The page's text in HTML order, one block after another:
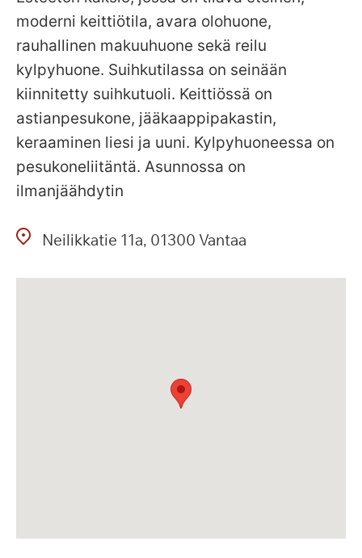
moderni keittiötila, avara olohuone,
rauhallinen makuuhuone sekä reilu
kylpyhuone. Suihkutilassa on seinään
kiinnitetty suihkutuoli. Keittiössä on
astianpesukone, jääkaappipakastin,
keraaminen liesi ja uuni. Kylpyhuoneessa on
pesukoneliitäntä. Asunnossa on
ilmanjäähdytin
Neilikkatie 11a 01300 Vantaa